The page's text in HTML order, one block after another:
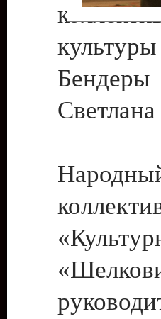
Бендеры